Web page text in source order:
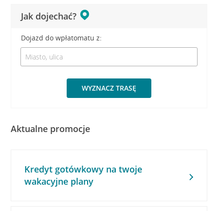
Jak dojechać?
Dojazd do wpłatomatu z:
WYZNACZ TRASĘ
Aktualne promocje
Kredyt gotówkowy na twoje
wakacyjne plany